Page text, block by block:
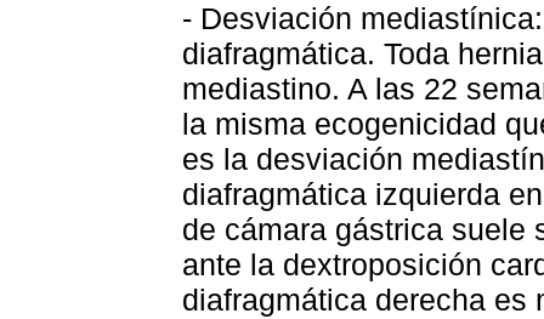
- Desviación
diafragmática. Toda
mediastino. A las 22
la misma ecogenicidad
es la desviación
diafragmática izquierda
de cámara gástrica suele
ante la dextroposición
diafragmática derecha es